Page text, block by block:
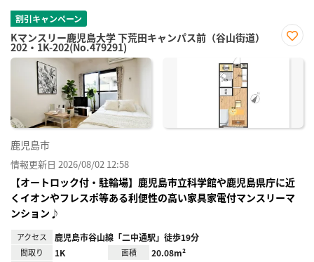
割引キャンペーン
Kマンスリー鹿児島大学 下荒田キャンパス前（谷山街道）
202・1K-202(No.479291)
に入
鹿児島市
情報更新日 2026/08/02 12:58
【オートロック付・駐輪場】鹿児島市立科学館や鹿児島県庁に近
くイオンやフレスポ等ある利便性の高い家具家電付マンスリーマ
ンション♪
アクセス 鹿児島市谷山線「二中通駅」徒歩19分
間取り 1K 面積 20.08m²